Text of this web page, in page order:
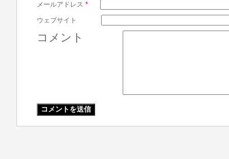
メールアドレス *
ウェブサイト
コメント